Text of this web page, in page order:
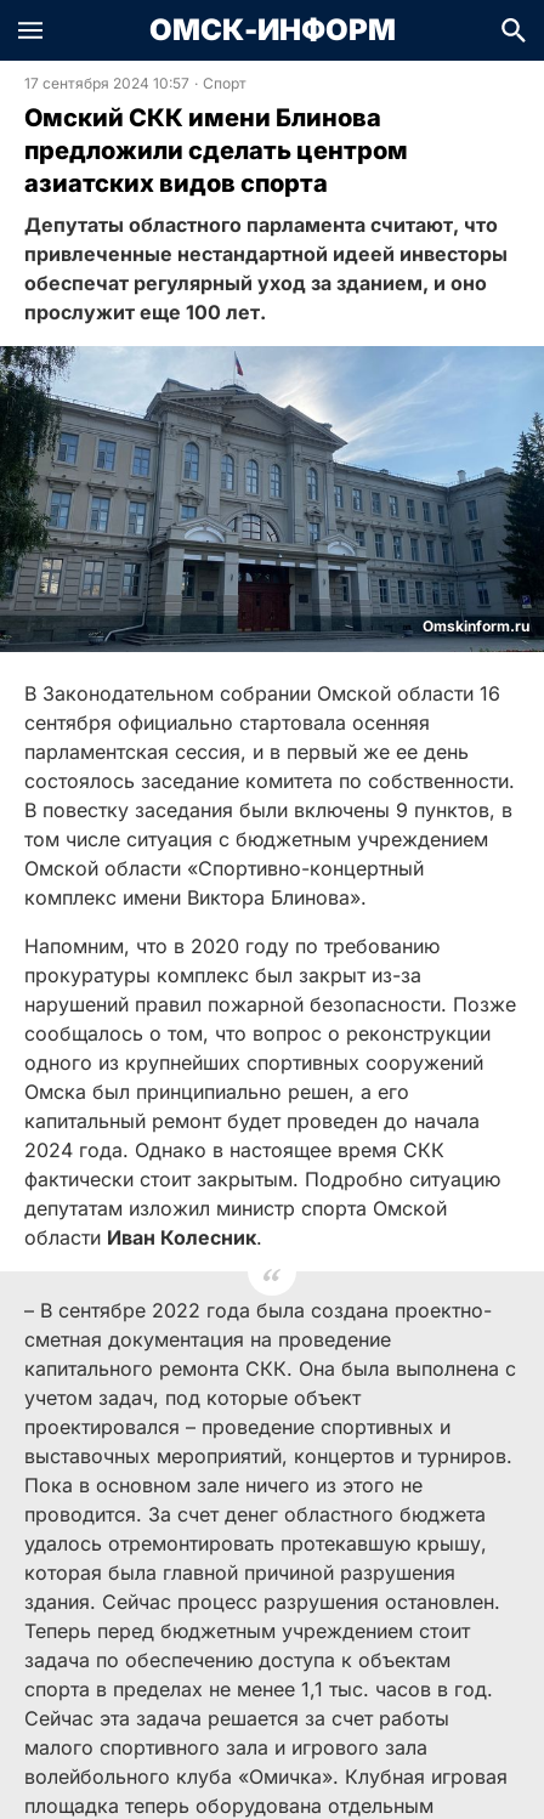
ОМСК-ИНФОРМ
17 сентября 2024 10:57 · Спорт
Омский СКК имени Блинова
предложили сделать центром
азиатских видов спорта
Депутаты областного парламента считают, что
привлеченные нестандартной идеей инвесторы
обеспечат регулярный уход за зданием, и оно
прослужит еще 100 лет.
Omskinform.ru
В Законодательном собрании Омской области 16
сентября официально стартовала осенняя
парламентская сессия, и в первый же ее день
состоялось заседание комитета по собственности.
В повестку заседания были включены 9 пунктов, в
том числе ситуация с бюджетным учреждением
Омской области «Спортивно-концертный
комплекс имени Виктора Блинова».
Напомним, что в 2020 году по требованию
прокуратуры комплекс был закрыт из-за
нарушений правил пожарной безопасности. Позже
сообщалось о том, что вопрос о реконструкции
одного из крупнейших спортивных сооружений
Омска был принципиально решен, а его
капитальный ремонт будет проведен до начала
2024 года. Однако в настоящее время СКК
фактически стоит закрытым. Подробно ситуацию
депутатам изложил министр спорта Омской
области Иван Колесник.
– В сентябре 2022 года была создана проектно-
сметная документация на проведение
капитального ремонта СКК. Она была выполнена с
учетом задач, под которые объект
проектировался – проведение спортивных и
выставочных мероприятий, концертов и турниров.
Пока в основном зале ничего из этого не
проводится. За счет денег областного бюджета
удалось отремонтировать протекавшую крышу,
которая была главной причиной разрушения
здания. Сейчас процесс разрушения остановлен.
Теперь перед бюджетным учреждением стоит
задача по обеспечению доступа к объектам
спорта в пределах не менее 1,1 тыс. часов в год.
Сейчас эта задача решается за счет работы
малого спортивного зала и игрового зала
волейбольного клуба «Омичка». Клубная игровая
площадка теперь оборудована отдельным